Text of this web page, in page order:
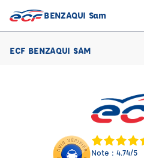
BENZAQUI Sam
ECF BENZAQUI SAM
Note : 4.74/5